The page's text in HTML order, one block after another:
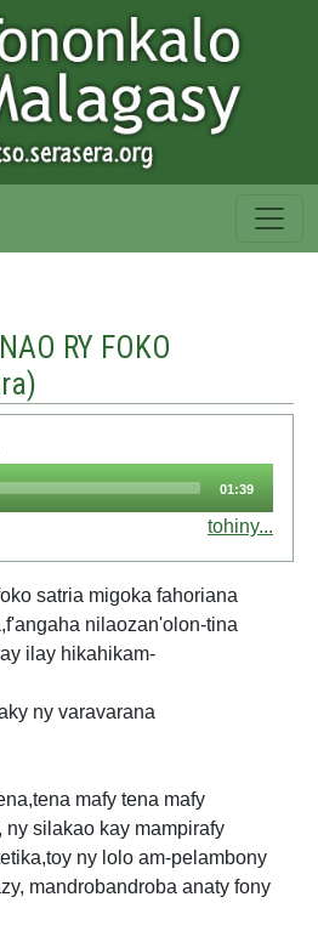
RY FOKO
)
01:39
tohiny...
satria migoka fahoriana
nilaozan'olon-tina
ilay hikahikam-
ny varavarana
mafy tena mafy
ny silakao kay mampirafy
ny lolo am-pelambony
mandrobandroba anaty fony